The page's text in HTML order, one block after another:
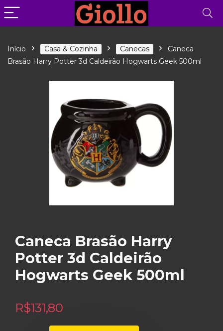
Início Casa & Cozinha Canecas
Caneca
Brasão Harry Potter 3d Caldeirão Hogwarts Geek 500ml
Caneca Brasão Harry
Potter 3d Caldeirão
Hogwarts Geek 500ml
R$131,80